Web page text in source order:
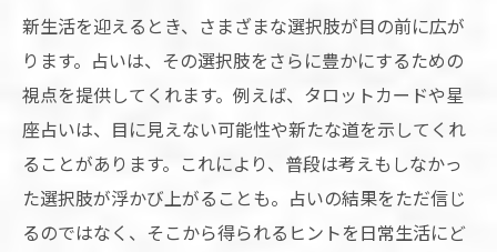
新生活を迎えるとき、さまざまな選択肢が目の前に広が
ります。占いは、その選択肢をさらに豊かにするための
視点を提供してくれます。例えば、タロットカードや星
座占いは、目に見えない可能性や新たな道を示してくれ
ることがあります。これにより、普段は考えもしなかっ
た選択肢が浮かび上がることも。占いの結果をただ信じ
るのではなく、そこから得られるヒントを日常生活にど